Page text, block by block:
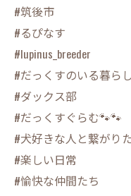
#筑後市
#るぴなす
#lupinus_breeder
#だっくすのいる暮らし
#ダックス部
#だっくすぐらむ🐾🐾
#犬好きな人と繋がり
#楽しい日常
#愉快な仲間たち